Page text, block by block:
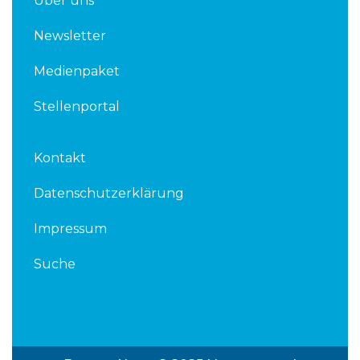
Newsletter
Medienpaket
Stellenportal
Kontakt
Datenschutzerklärung
Impressum
Suche